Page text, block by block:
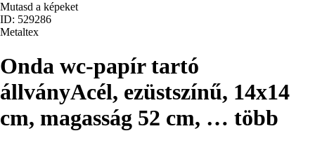
Mutasd a képeket
ID: 529286
Metaltex
Onda wc-papír tartó
állványAcél, ezüstszínű, 14x14
cm, magasság 52 cm, … több